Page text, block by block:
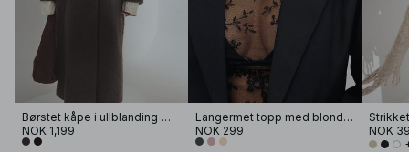
Børstet kåpe i ullblanding med rett passform
NOK 1,199
Langermet topp med blonder
NOK 299
NOK